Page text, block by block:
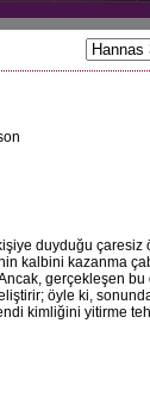
duyduğu
kalbini kazanma
gerçekleşen bu
öyle ki,
kimliğini yitirme